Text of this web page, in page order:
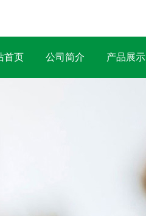
首页 公司简介 产品展示